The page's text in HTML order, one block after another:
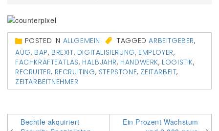
POSTED IN ALLGEMEIN TAGGEDARBEITGEBER,
AÜG, BAP, BREXIT, DIGITALISIERUNG, EMPLOYER,
FACHKRÄFTEATLAS, HALBJAHR, HANDWERK, LOGISTIK,
RECRUITER, RECRUITING, STEPSTONE, ZEITARBEIT,
ZEITARBEITNEHMER
Beitragsnavigation
Bechtle akquiriert
Ein Prozent Wachstum